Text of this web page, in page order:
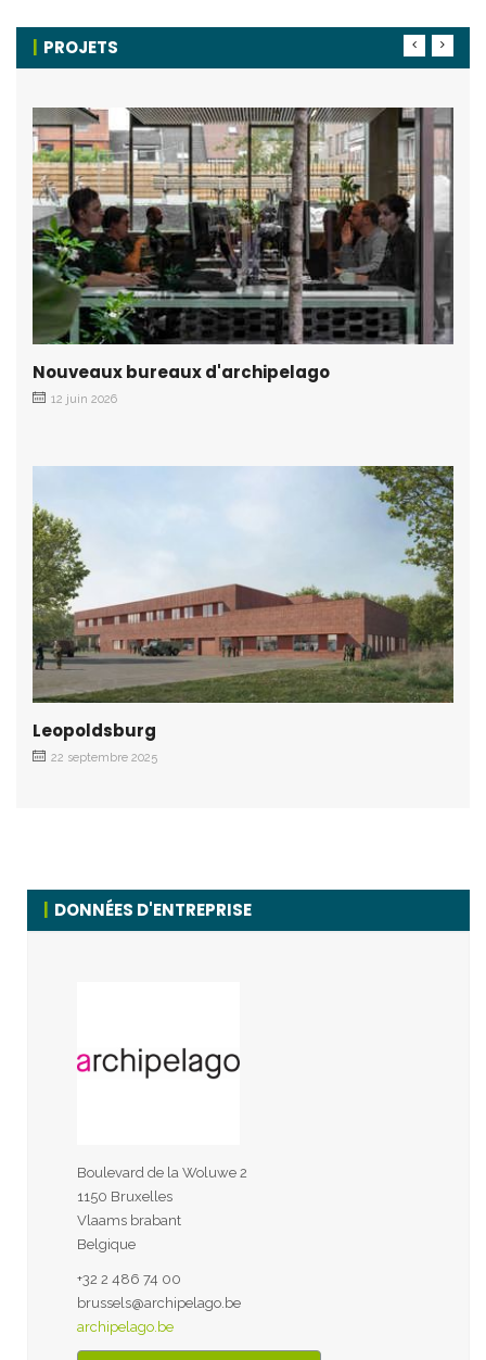
PROJETS
Nouveaux bureaux d'archipelago
12 juin 2026
Leopoldsburg
22 septembre 2025
DONNÉES D'ENTREPRISE
Boulevard de la Woluwe 2
1150 Bruxelles
Vlaams brabant
Belgique
+32 2 486 74 00
brussels@archipelago.be
archipelago.be